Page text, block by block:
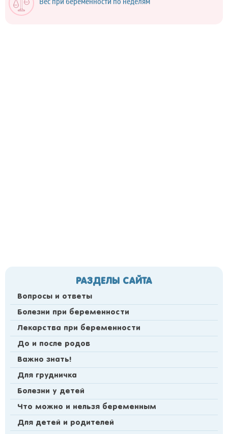
Вес при беременности по неделям
РАЗДЕЛЫ САЙТА
Вопросы и ответы
Болезни при беременности
Лекарства при беременности
До и после родов
Важно знать!
Для грудничка
Болезни у детей
Что можно и нельзя беременным
Для детей и родителей